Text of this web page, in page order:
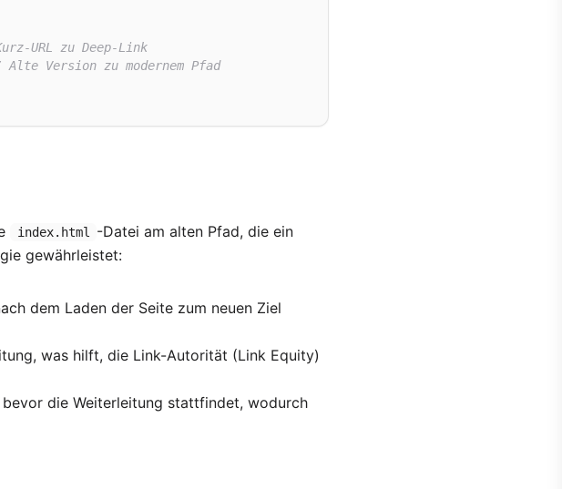
URL zu Deep-Link
Version zu modernem Pfad
index.html -Datei am alten Pfad, die ein
gewährleistet:
dem Laden der Seite zum neuen Ziel
was hilft, die Link-Autorität (Link Equity)
die Weiterleitung stattfindet, wodurch